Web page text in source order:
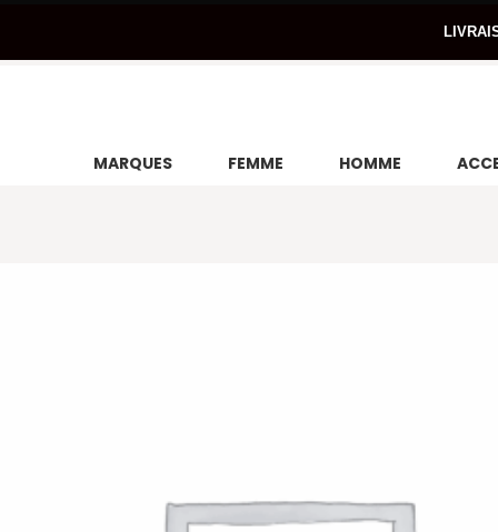
MARQUES FEMME HOMME